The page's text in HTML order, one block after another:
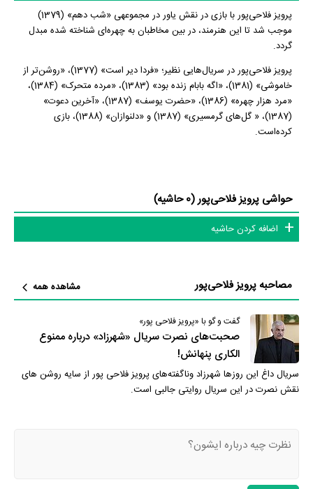
پرویز فلاحی‌پور با بازی در نقش یاور در مجموعه‎ی «شب دهم» (1379)
موجب شد تا این هنرمند، در بین مخاطبان به چهره‌ای شناخته‌ شده مبدل
گردد.
پرویز فلاحی‌پور در سریال‌هایی نظیر؛ «فردا دیر است» (1377)، «روشن‌تر از
خاموشی» (1381)، «اگه بابام زنده بود» (1383)، «مرده متحرک» (1384)،
«مرد هزار چهره» (1386)، «حضرت یوسف» (1387)، «آخرین دعوت»
(1387)، « گل‌های گرمسیری» (1387) و «دلنوازان» (1388)، بازی
کرده‌است.
حواشی پرویز فلاحی‌پور (0 حاشیه)
اضافه کردن حاشیه
مصاحبه پرویز فلاحی‌پور مشاهده همه
گفت و گو با «پرویز فلاحی پور»
صحبت‌های نصرت سریال «شهرزاد» درباره ممنوع
الکاری پنهانش!
سریال داغ این روزها شهرزاد وناگفته‌های پرویز فلاحی پور از سایه روشن های
نقش نصرت در این سریال روایتی جالبی است.